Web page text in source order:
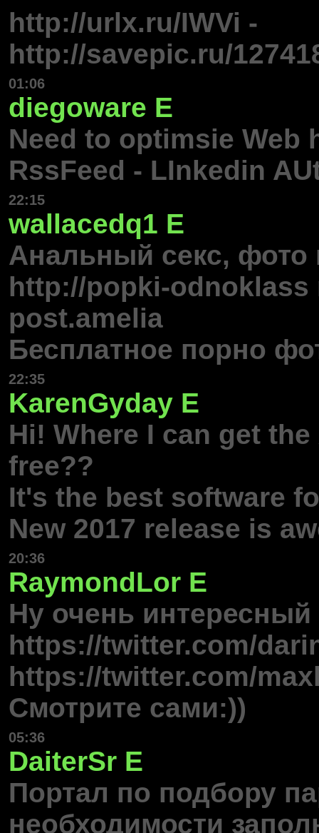
http://urlx.ru/IWVi -
http://savepic.ru/
01:06
diegoware E
Need to optimsie Web
RssFeed - LInkedin
22:15
wallacedq1 E
Анальный секс, фото
http://popki-
post.amelia
Бесплатное порно
22:35
KarenGyday E
Hi! Where I can get
free??
It's the best software
New 2017 release is
20:36
RaymondLor E
Ну очень интересный
https://twitter.com/
https://twitter.com/
Смотрите сами:))
05:36
DaiterSr E
Портал по подбору
необходимости